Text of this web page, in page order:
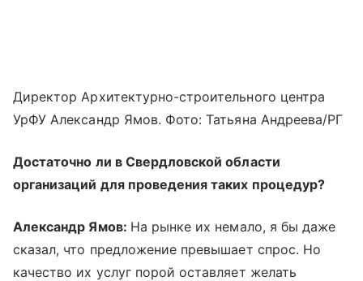
Директор Архитектурно-строительного центра
УрФУ Александр Ямов. Фото: Татьяна Андреева/РГ
Достаточно ли в Свердловской области
организаций для проведения таких процедур?
Александр Ямов: На рынке их немало, я бы даже
сказал, что предложение превышает спрос. Но
качество их услуг порой оставляет желать